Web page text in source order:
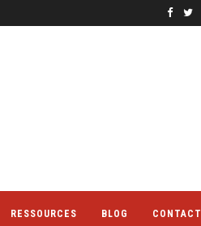
RESSOURCES BLOG CONTACT